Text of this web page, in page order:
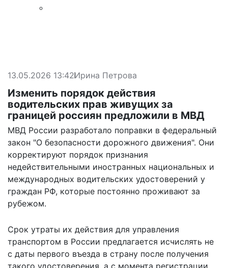
13.05.2026 13:42Ирина Петрова
Изменить порядок действия
водительских прав живущих за
границей россиян предложили в МВД
МВД России разработало поправки в федеральный
закон "О безопасности дорожного движения". Они
корректируют порядок признания
недействительными иностранных национальных и
международных водительских удостоверений у
граждан РФ, которые постоянно проживают за
рубежом.
Срок утраты их действия для управления
транспортом в России предлагается исчислять не
с даты первого въезда в страну после получения
такого удостоверения, а с момента регистрации